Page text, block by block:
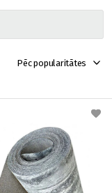
Pēc popularitātes